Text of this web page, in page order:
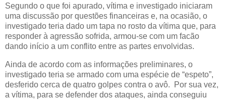
Segundo o que foi apurado, vítima e investigado iniciaram
uma discussão por questões financeiras e, na ocasião, o
investigado teria dado um tapa no rosto da vítima que, para
responder à agressão sofrida, armou-se com um facão
dando início a um conflito entre as partes envolvidas.
Ainda de acordo com as informações preliminares, o
investigado teria se armado com uma espécie de “espeto”,
desferido cerca de quatro golpes contra o avô. Por sua vez,
a vítima, para se defender dos ataques, ainda conseguiu